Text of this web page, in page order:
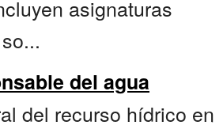
asignaturas
del agua
del recurso hídrico en